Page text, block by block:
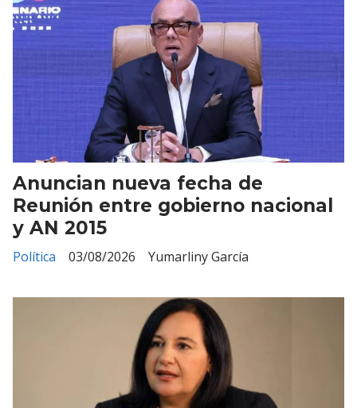
Anuncian nueva fecha de
Reunión entre gobierno nacional
y AN 2015
Yumarliny García
Política 03/08/2026